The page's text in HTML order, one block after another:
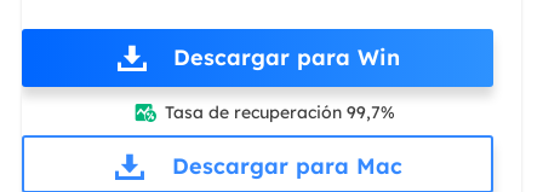
Descargar para Win
 Tasa de recuperación 99,7%
Descargar para Mac